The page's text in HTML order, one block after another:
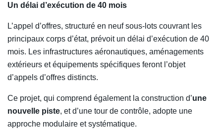
Un délai d’exécution de 40 mois
L’appel d’offres, structuré en neuf sous-lots couvrant les
principaux corps d’état, prévoit un délai d’exécution de 40
mois. Les infrastructures aéronautiques, aménagements
extérieurs et équipements spécifiques feront l’objet
d’appels d’offres distincts.
Ce projet, qui comprend également la construction d’une
nouvelle piste, et d’une tour de contrôle, adopte une
approche modulaire et systématique.